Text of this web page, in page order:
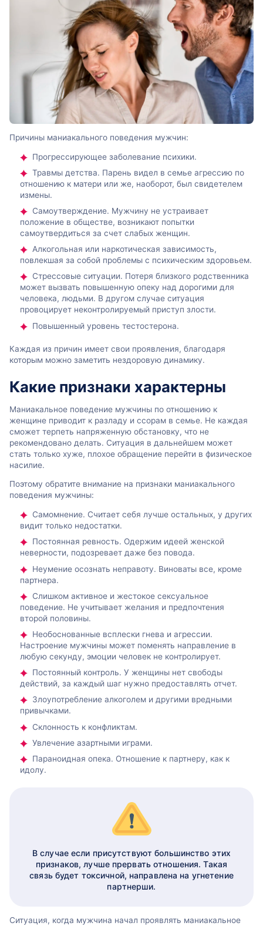
Причины маниакального поведения мужчин:
Прогрессирующее заболевание психики.
Травмы детства. Парень видел в семье агрессию по
отношению к матери или же, наоборот, был свидетелем
измены.
Самоутверждение. Мужчину не устраивает
положение в обществе, возникают попытки
самоутвердиться за счет слабых женщин.
Алкогольная или наркотическая зависимость,
повлекшая за собой проблемы с психическим здоровьем.
Стрессовые ситуации. Потеря близкого родственника
может вызвать повышенную опеку над дорогими для
человека, людьми. В другом случае ситуация
провоцирует неконтролируемый приступ злости.
Повышенный уровень тестостерона.
Каждая из причин имеет свои проявления, благодаря
которым можно заметить нездоровую динамику.
Какие признаки характерны
Маниакальное поведение мужчины по отношению к
женщине приводит к разладу и ссорам в семье. Не каждая
сможет терпеть напряженную обстановку, что не
рекомендовано делать. Ситуация в дальнейшем может
стать только хуже, плохое обращение перейти в физическое
насилие.
Поэтому обратите внимание на признаки маниакального
поведения мужчины:
Самомнение. Считает себя лучше остальных, у других
видит только недостатки.
Постоянная ревность. Одержим идеей женской
неверности, подозревает даже без повода.
Неумение осознать неправоту. Виноваты все, кроме
партнера.
Слишком активное и жестокое сексуальное
поведение. Не учитывает желания и предпочтения
второй половины.
Необоснованные всплески гнева и агрессии.
Настроение мужчины может поменять направление в
любую секунду, эмоции человек не контролирует.
Постоянный контроль. У женщины нет свободы
действий, за каждый шаг нужно предоставлять отчет.
Злоупотребление алкоголем и другими вредными
привычками.
Склонность к конфликтам.
Увлечение азартными играми.
Параноидная опека. Отношение к партнеру, как к
идолу.
В случае если присутствуют большинство этих
признаков, лучше прервать отношения. Такая
связь будет токсичной, направлена на угнетение
партнерши.
Ситуация, когда мужчина начал проявлять маниакальное